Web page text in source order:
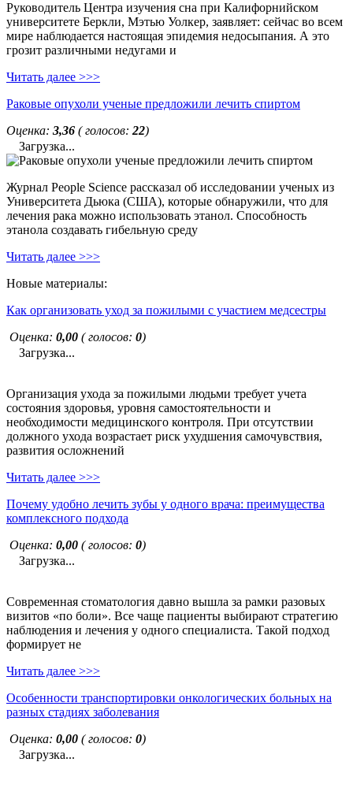
Руководитель Центра изучения сна при Калифорнийском
университете Беркли, Мэтью Уолкер, заявляет: сейчас во всем
мире наблюдается настоящая эпидемия недосыпания. А это
грозит различными недугами и
Читать далее >>>
Раковые опухоли ученые предложили лечить спиртом
Оценка: 3,36 ( голосов: 22)
Загрузка...
Журнал People Science рассказал об исследовании ученых из
Университета Дьюка (США), которые обнаружили, что для
лечения рака можно использовать этанол. Способность
этанола создавать гибельную среду
Читать далее >>>
Новые материалы:
Как организовать уход за пожилыми с участием медсестры
Оценка: 0,00 ( голосов: 0)
Загрузка...
Организация ухода за пожилыми людьми требует учета
состояния здоровья, уровня самостоятельности и
необходимости медицинского контроля. При отсутствии
должного ухода возрастает риск ухудшения самочувствия,
развития осложнений
Читать далее >>>
Почему удобно лечить зубы у одного врача: преимущества
комплексного подхода
Оценка: 0,00 ( голосов: 0)
Загрузка...
Современная стоматология давно вышла за рамки разовых
визитов «по боли». Все чаще пациенты выбирают стратегию
наблюдения и лечения у одного специалиста. Такой подход
формирует не
Читать далее >>>
Особенности транспортировки онкологических больных на
разных стадиях заболевания
Оценка: 0,00 ( голосов: 0)
Загрузка...